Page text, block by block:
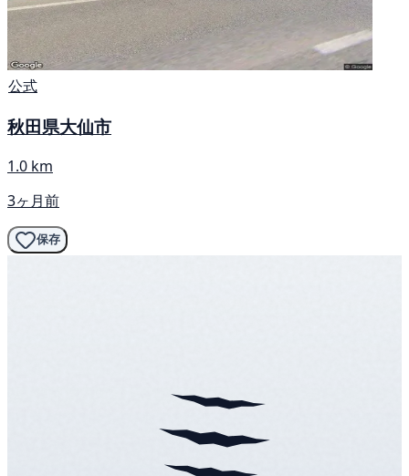
公式
秋田県大仙市
1.0 km
3ヶ月前
保存